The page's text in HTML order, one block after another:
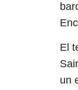
El
un